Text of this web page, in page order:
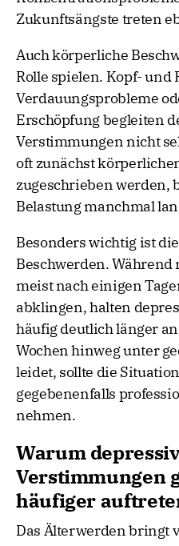
Zukunftsängste treten
Auch körperliche
Rolle spielen. Kopf- und
Verdauungsprobleme
Erschöpfung begleiten
Verstimmungen nicht
oft zunächst
zugeschrieben werden,
Belastung manchmal
Besonders wichtig ist
Beschwerden.
meist nach einigen
abklingen, halten
häufig deutlich länger
Wochen hinweg unter
leidet, sollte die
gegebenenfalls
nehmen.
Warum
Verstimmungen
häufiger
Das Älterwerden bringt